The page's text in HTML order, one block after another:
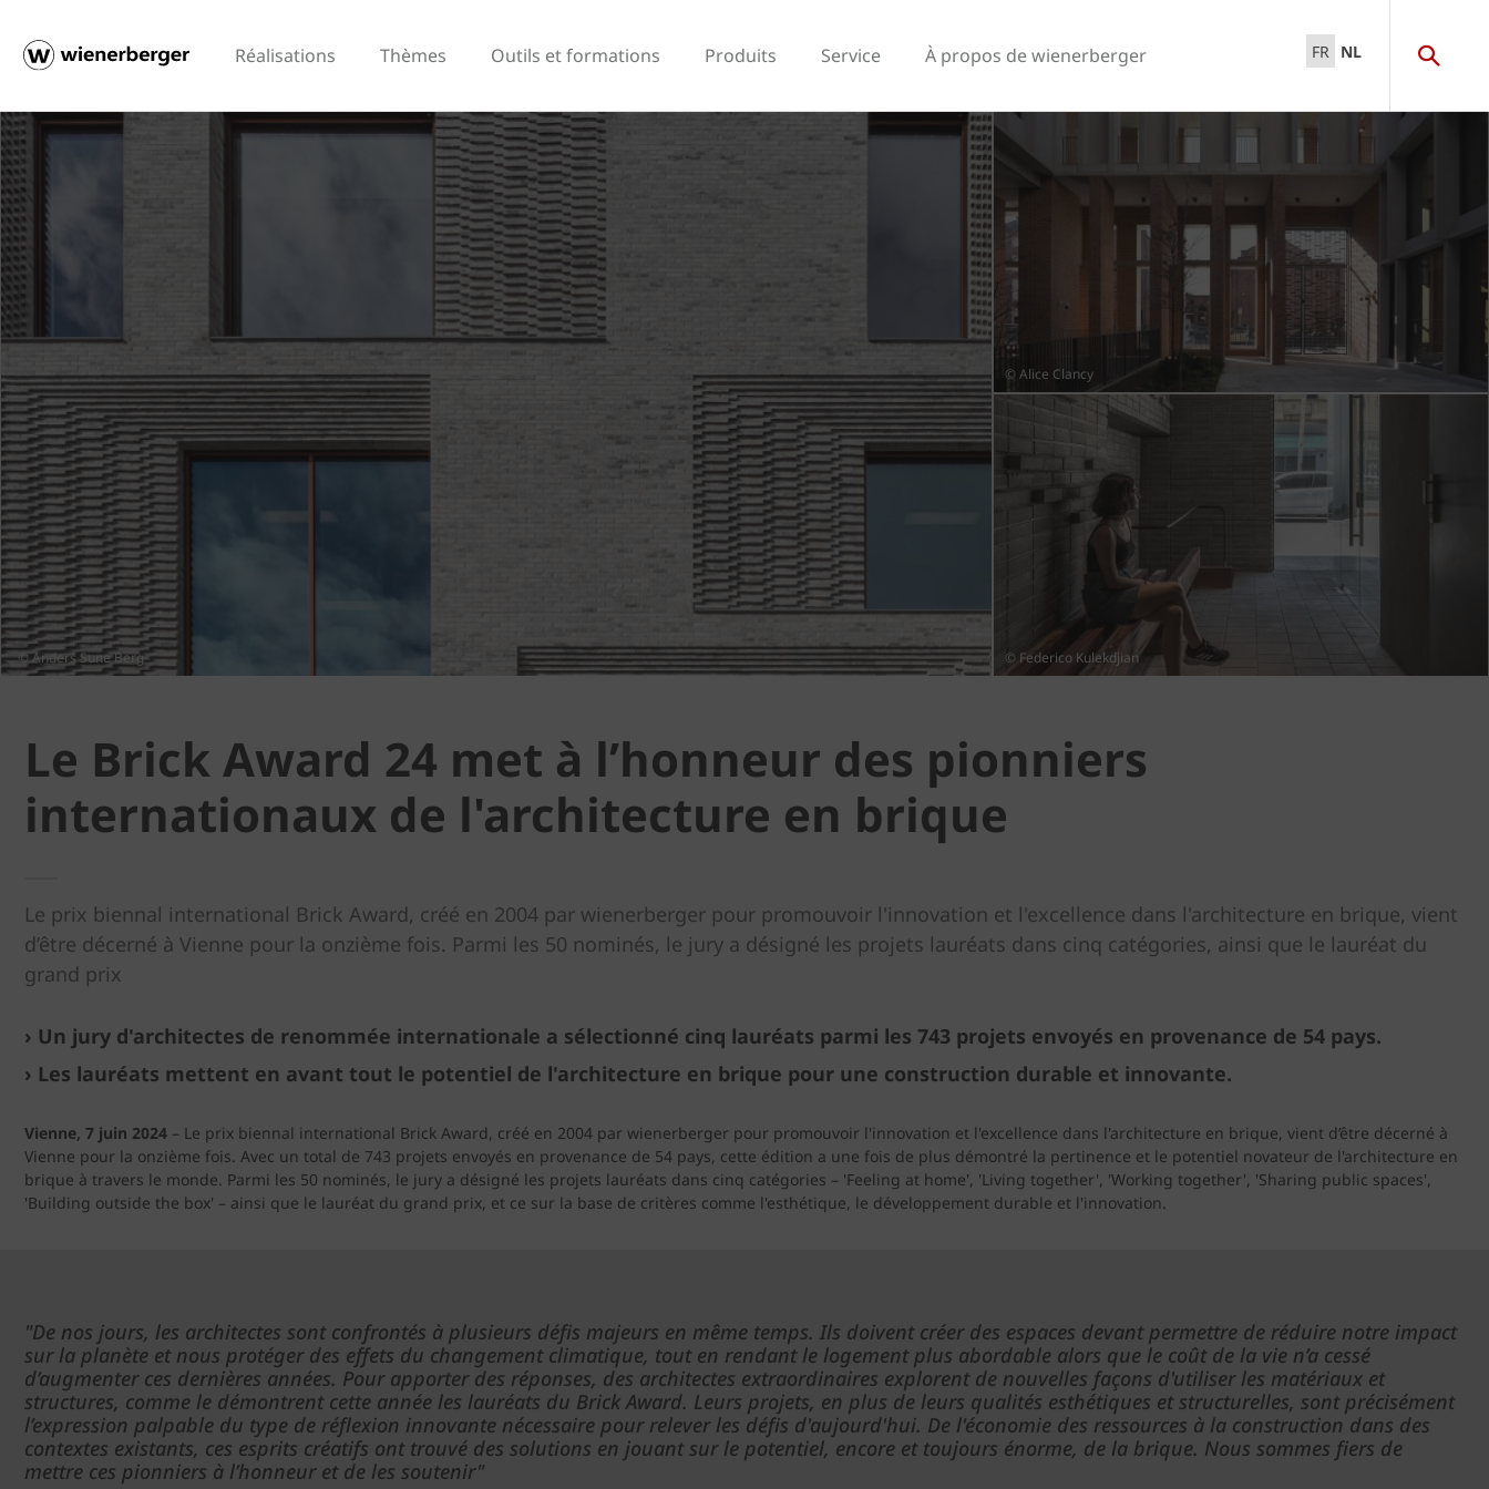
Réalisations Thèmes Outils et formations Produits Service À propos de wienerberger FR NL
© Anders Sune Berg
© Alice Clancy
© Federico Kulekdjian
Le Brick Award 24 met à l’honneur des pionniers
internationaux de l'architecture en brique
Le prix biennal international Brick Award, créé en 2004 par wienerberger pour promouvoir l'innovation et l'excellence dans l'architecture en brique, vient
d’être décerné à Vienne pour la onzième fois. Parmi les 50 nominés, le jury a désigné les projets lauréats dans cinq catégories, ainsi que le lauréat du
grand prix
› Un jury d'architectes de renommée internationale a sélectionné cinq lauréats parmi les 743 projets envoyés en provenance de 54 pays.
› Les lauréats mettent en avant tout le potentiel de l'architecture en brique pour une construction durable et innovante.
Vienne, 7 juin 2024 – Le prix biennal international Brick Award, créé en 2004 par wienerberger pour promouvoir l'innovation et l'excellence dans l'architecture en brique, vient d’être décerné à
Vienne pour la onzième fois. Avec un total de 743 projets envoyés en provenance de 54 pays, cette édition a une fois de plus démontré la pertinence et le potentiel novateur de l'architecture en
brique à travers le monde. Parmi les 50 nominés, le jury a désigné les projets lauréats dans cinq catégories – 'Feeling at home', 'Living together', 'Working together', 'Sharing public spaces',
'Building outside the box' – ainsi que le lauréat du grand prix, et ce sur la base de critères comme l'esthétique, le développement durable et l'innovation.
"De nos jours, les architectes sont confrontés à plusieurs défis majeurs en même temps. Ils doivent créer des espaces devant permettre de réduire notre impact
sur la planète et nous protéger des effets du changement climatique, tout en rendant le logement plus abordable alors que le coût de la vie n’a cessé
d’augmenter ces dernières années. Pour apporter des réponses, des architectes extraordinaires explorent de nouvelles façons d'utiliser les matériaux et
structures, comme le démontrent cette année les lauréats du Brick Award. Leurs projets, en plus de leurs qualités esthétiques et structurelles, sont précisément
l’expression palpable du type de réflexion innovante nécessaire pour relever les défis d'aujourd'hui. De l'économie des ressources à la construction dans des
contextes existants, ces esprits créatifs ont trouvé des solutions en jouant sur le potentiel, encore et toujours énorme, de la brique. Nous sommes fiers de
mettre ces pionniers à l’honneur et de les soutenir"